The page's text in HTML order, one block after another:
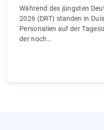
Während des jüngsten
2026 (DRT) standen in
Personalien auf der
der noch…